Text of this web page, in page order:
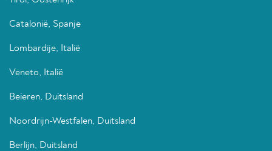
Catalonië, Spanje
Lombardije, Italië
Veneto, Italië
Beieren, Duitsland
Noordrijn-Westfalen, Duitsland
Berlijn, Duitsland